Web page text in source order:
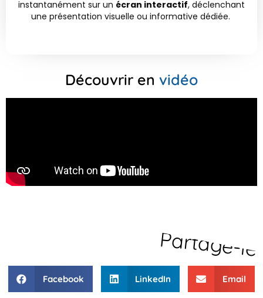
instantanément sur un écran interactif, déclenchant
une présentation visuelle ou informative dédiée.
Découvrir en vidéo
Partage-le
Facebook LinkedIn Email